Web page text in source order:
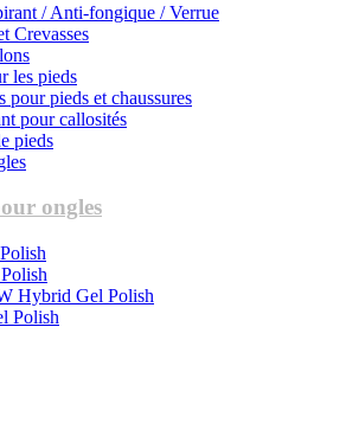
/ Anti-fongique / Verrue
Crevasses
les pieds
pour pieds et chaussures
pour callosités
pieds
ongles
Hybrid Gel Polish
Polish